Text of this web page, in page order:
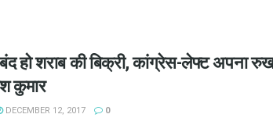
हो शराब की बिक्री, कांग्रेस-लेफ्ट अपना
कुमार
DECEMBER 12, 2017 0